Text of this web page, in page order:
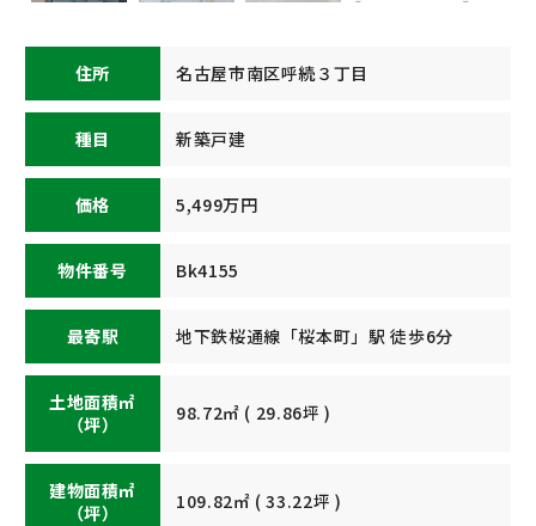
住所 名古屋市南区呼続３丁目
種目 新築戸建
価格 5,499万円
物件番号 Bk4155
最寄駅 地下鉄桜通線「桜本町」駅 徒歩6分
土地面積㎡
（坪）
98.72㎡ ( 29.86坪 )
建物面積㎡
（坪）
109.82㎡ ( 33.22坪 )